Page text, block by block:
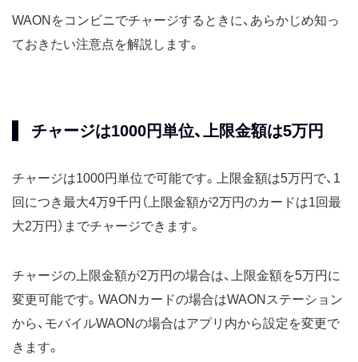
WAONをコンビニでチャージするときに、あらかじめ知っ
ておきたい注意点を解説します。
チャージは1000円単位、上限金額は5万円
チャージは1000円単位で可能です。上限金額は5万円で、1
回につき最大4万9千円（上限金額が2万円のカードは1回最
大2万円）までチャージできます。
チャージの上限金額が2万円の場合は、上限金額を5万円に
変更可能です。WAONカードの場合はWAONステーション
から、モバイルWAONの場合はアプリ内から設定を変更で
きます。